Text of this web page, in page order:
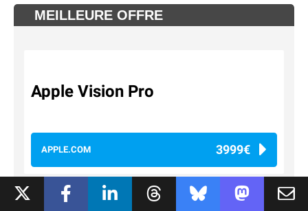
MEILLEURE OFFRE
Apple Vision Pro
APPLE.COM 3999€